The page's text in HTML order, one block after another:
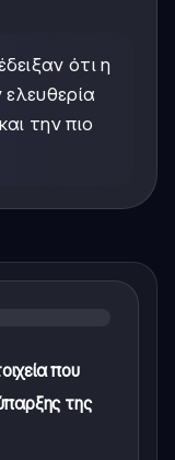
ότι η
την πιο
που
της